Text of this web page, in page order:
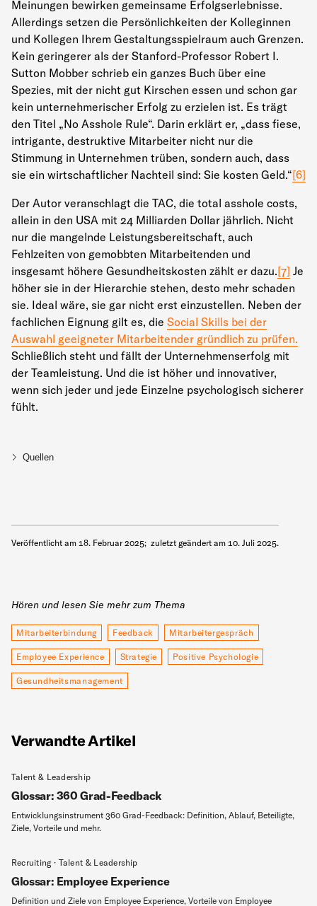
Meinungen bewirken gemeinsame Erfolgserlebnisse.
Allerdings setzen die Persönlichkeiten der Kolleginnen
und Kollegen Ihrem Gestaltungsspielraum auch Grenzen.
Kein geringerer als der Stanford-Professor Robert I.
Sutton Mobber schrieb ein ganzes Buch über eine
Spezies, mit der nicht gut Kirschen essen und schon gar
kein unternehmerischer Erfolg zu erzielen ist. Es trägt
den Titel „No Asshole Rule“. Darin erklärt er, „dass fiese,
intrigante, destruktive Mitarbeiter nicht nur die
Stimmung in Unternehmen trüben, sondern auch, dass
sie ein wirtschaftlicher Nachteil sind: Sie kosten Geld.“[6]
Der Autor veranschlagt die TAC, die total asshole costs,
allein in den USA mit 24 Milliarden Dollar jährlich. Nicht
nur die mangelnde Leistungsbereitschaft, auch
Fehlzeiten von gemobbten Mitarbeitenden und
insgesamt höhere Gesundheitskosten zählt er dazu.[7] Je
höher sie in der Hierarchie stehen, desto mehr schaden
sie. Ideal wäre, sie gar nicht erst einzustellen. Neben der
fachlichen Eignung gilt es, die Social Skills bei der
Auswahl geeigneter Mitarbeitender gründlich zu prüfen.
Schließlich steht und fällt der Unternehmenserfolg mit
der Teamleistung. Und die ist höher und innovativer,
wenn sich jeder und jede Einzelne psychologisch sicherer
fühlt.
Quellen
Veröffentlicht am 18. Februar 2025; zuletzt geändert am 10. Juli 2025.
Hören und lesen Sie mehr zum Thema
Mitarbeiterbindung Feedback Mitarbeitergespräch
Employee Experience Strategie Positive Psychologie
Gesundheitsmanagement
Verwandte Artikel
Talent & Leadership
Glossar: 360 Grad-Feedback
Entwicklungsinstrument 360 Grad-Feedback: Definition, Ablauf, Beteiligte,
Ziele, Vorteile und mehr.
Recruiting · Talent & Leadership
Glossar: Employee Experience
Definition und Ziele von Employee Experience, Vorteile von Employee